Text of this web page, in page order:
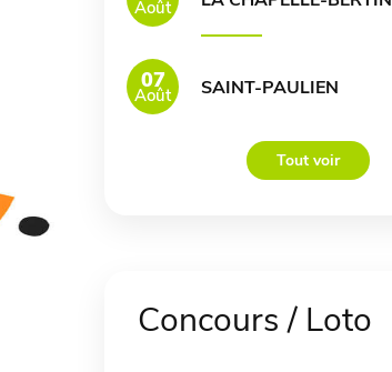
Août
07
Août SAINT-PAULIEN
Tout voir
Concours / Loto